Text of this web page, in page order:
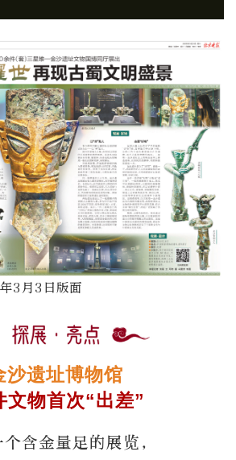
3月3日版面
沙遗址博物馆
文物首次“出差”
含金量足的展览，